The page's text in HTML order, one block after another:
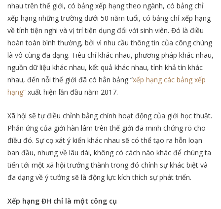
nhau trên thế giới, có bảng xếp hạng theo ngành, có bảng chỉ
xếp hạng những trường dưới 50 năm tuổi, có bảng chỉ xếp hạng
về tính tiện nghi và vị trí tiện dụng đối với sinh viên. Đó là điều
hoàn toàn bình thường, bởi vì nhu cầu thông tin của công chúng
là vô cùng đa dạng. Tiêu chí khác nhau, phương pháp khác nhau,
nguồn dữ liệu khác nhau, kết quả khác nhau, tính khả tín khác
nhau, đến nỗi thế giới đã có hẳn bảng “xếp hạng các bảng xếp
hạng” xuất hiện lần đầu năm 2017.
Xã hội sẽ tự điều chỉnh bằng chính hoạt động của giới học thuật.
Phản ứng của giới hàn lâm trên thế giới đã minh chứng rõ cho
điều đó. Sự cọ xát ý kiến khác nhau sẽ có thể tạo ra hỗn loạn
ban đầu, nhưng về lâu dài, không có cách nào khác để chúng ta
tiến tới một xã hội trưởng thành trong đó chính sự khác biệt và
đa dạng về ý tưởng sẽ là động lực kích thích sự phát triển.
Xếp hạng ĐH chỉ là một công cụ